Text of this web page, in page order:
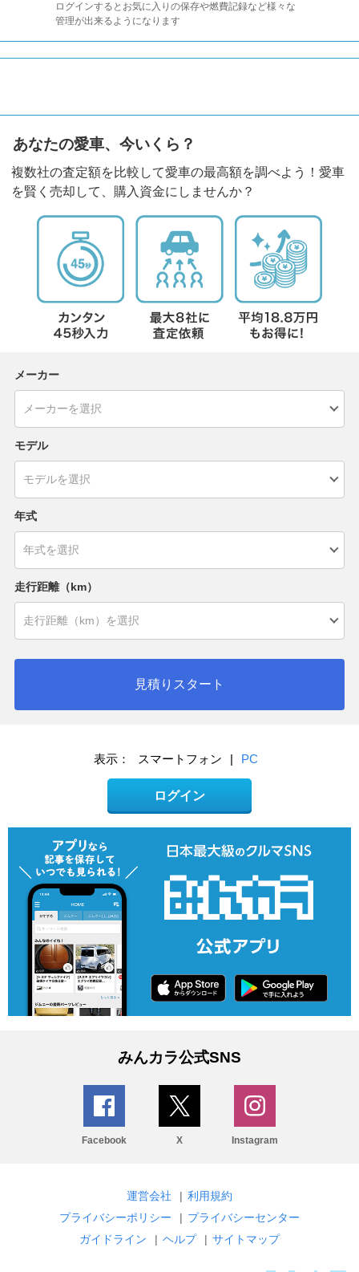
ログインするとお気に入りの保存や燃費記録など様々な
管理が出来るようになります
あなたの愛車、今いくら？
複数社の査定額を比較して愛車の最高額を調べよう！愛車
を賢く売却して、購入資金にしませんか？
メーカー
モデル
年式
走行距離（km）
見積りスタート
表示： スマートフォン | PC
ログイン
みんカラ公式SNS
Facebook X Instagram
運営会社 | 利用規約
プライバシーポリシー
| プライバシーセンター
ガイドライン
| ヘルプ | サイトマップ